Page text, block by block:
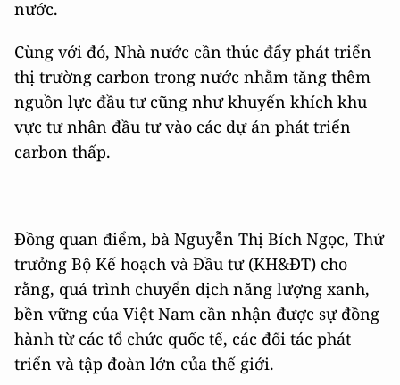
nước.
Cùng với đó, Nhà nước cần thúc đẩy phát triển
thị trường carbon trong nước nhằm tăng thêm
nguồn lực đầu tư cũng như khuyến khích khu
vực tư nhân đầu tư vào các dự án phát triển
carbon thấp.
Đồng quan điểm, bà Nguyễn Thị Bích Ngọc, Thứ
trưởng Bộ Kế hoạch và Đầu tư (KH&ĐT) cho
rằng, quá trình chuyển dịch năng lượng xanh,
bền vững của Việt Nam cần nhận được sự đồng
hành từ các tổ chức quốc tế, các đối tác phát
triển và tập đoàn lớn của thế giới.